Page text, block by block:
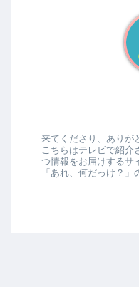
来てくださり、ありが
こちらはテレビで紹介
つ情報をお届けするサ
「あれ、何だっけ？」